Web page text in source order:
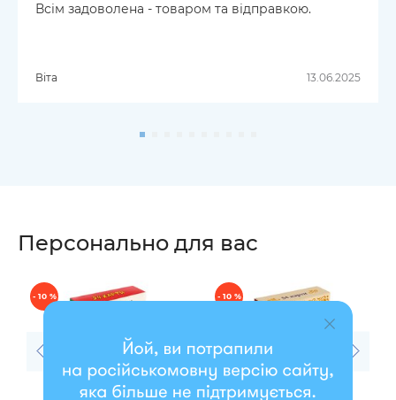
Всім задоволена - товаром та відправкою.
Віта 13.06.2025
Персонально для вас
- 10 % - 10 %